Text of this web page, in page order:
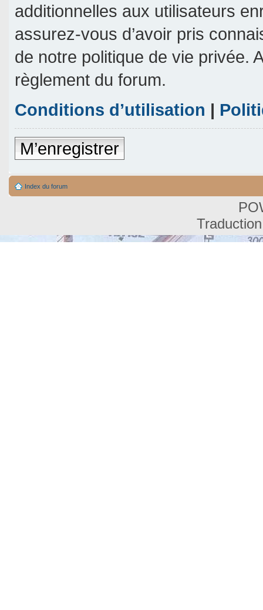
additionnelles aux utilisateurs
assurez-vous d’avoir pris
de notre politique de vie privée.
règlement du forum.
Conditions d’utilisation |
M’enregistrer
Index du forum